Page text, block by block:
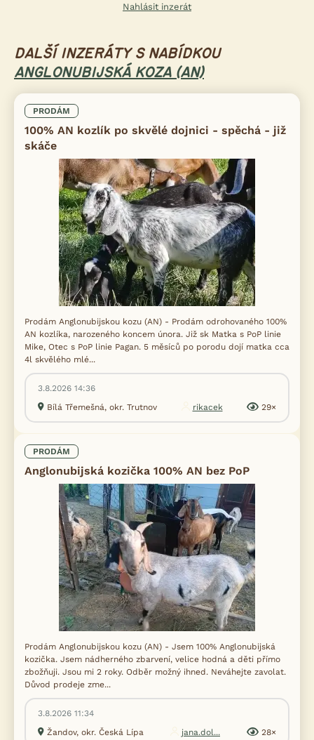
Nahlásit inzerát
DALŠÍ INZERÁTY S NABÍDKOU
ANGLONUBIJSKÁ KOZA (AN)
PRODÁM
100% AN kozlík po skvělé dojnici - spěchá - již
skáče
Prodám Anglonubijskou kozu (AN) - Prodám odrohovaného 100%
AN kozlíka, narozeného koncem února. Již sk Matka s PoP linie
Mike, Otec s PoP linie Pagan. 5 měsíců po porodu dojí matka cca
4l skvělého mlé...
3.8.2026 14:36
Bílá Třemešná, okr. Trutnov
rikacek 29×
PRODÁM
Anglonubijská kozička 100% AN bez PoP
Prodám Anglonubijskou kozu (AN) - Jsem 100% Anglonubijská
kozička. Jsem nádherného zbarvení, velice hodná a děti přímo
zbožňuji. Jsou mi 2 roky. Odběr možný ihned. Neváhejte zavolat.
Důvod prodeje zme...
3.8.2026 11:34
Žandov, okr. Česká Lípa
jana.dol... 28×